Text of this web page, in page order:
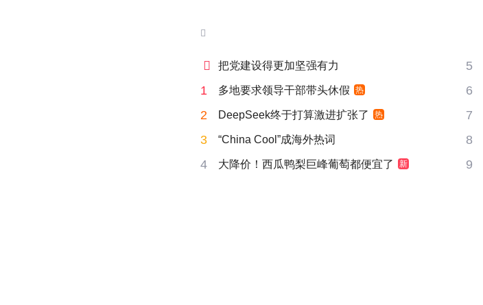

 把党建设得更加坚强有力 5
1 多地要求领导干部带头休假 热 6
2 DeepSeek终于打算激进扩张了 热 7
3 “China Cool”成海外热词 8
4 大降价！西瓜鸭梨巨峰葡萄都便宜了 新 9